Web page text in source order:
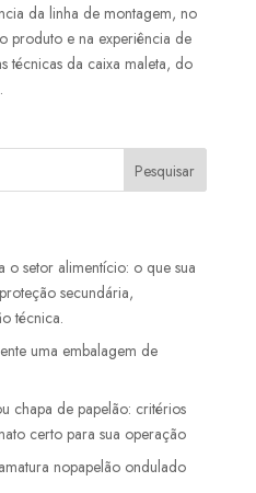
da linha de montagem, no
produto e na experiência de
técnicas da caixa maleta, do
o setor alimentício: o que sua
secundária,
técnica.
uma embalagem de
chapa de papelão: critérios
certo para sua operação
nopapelão ondulado